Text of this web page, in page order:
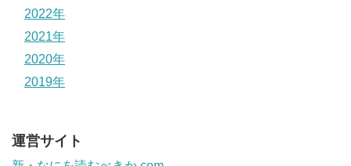
2022年
2021年
2020年
2019年
運営サイト